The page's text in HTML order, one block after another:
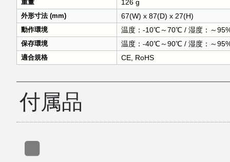
重量
126 g
外形寸法 (mm) 67(W) x 87(D) x 27(H)
動作環境 温度：-10℃～70℃ / 湿度：～
保存環境 温度：-40℃～90℃ / 湿度：～
適合規格 CE, RoHS
付属品